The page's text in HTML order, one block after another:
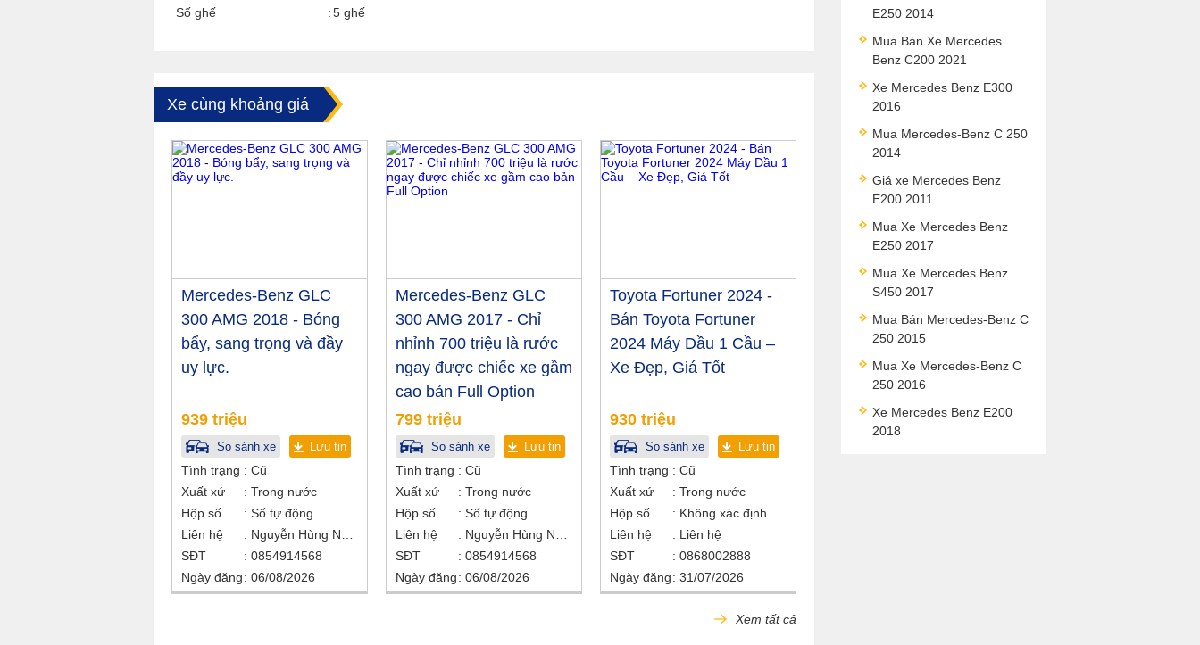
Số ghế
5 ghế
Xe cùng khoảng giá
Mercedes-Benz GLC
300 AMG 2018 - Bóng
bẩy, sang trọng và đầy
uy lực.
939 triệu
So sánh xe Lưu tin
Tình trạng
Cũ
Xuất xứ
Trong nước
Hộp số
Số tự động
Liên hệ
SĐT
0854914568
Ngày đăng
06/08/2026
Mercedes-Benz GLC
300 AMG 2017 - Chỉ
nhỉnh 700 triệu là rước
ngay được chiếc xe gầm
cao bản Full Option
799 triệu
So sánh xe Lưu tin
Tình trạng
Cũ
Xuất xứ
Trong nước
Hộp số
Số tự động
Liên hệ
SĐT
0854914568
Ngày đăng
06/08/2026
Toyota Fortuner 2024 -
Bán Toyota Fortuner
2024 Máy Dầu 1 Cầu –
Xe Đẹp, Giá Tốt
930 triệu
So sánh xe Lưu tin
Tình trạng
Cũ
Xuất xứ
Trong nước
Hộp số
Không xác định
Liên hệ
Liên hệ
SĐT
0868002888
Ngày đăng
31/07/2026
Xem tất cả
E250 2014
Mua Bán Xe Mercedes
Benz C200 2021
Xe Mercedes Benz E300
2016
Mua Mercedes-Benz C 250
2014
Giá xe Mercedes Benz
E200 2011
Mua Xe Mercedes Benz
E250 2017
Mua Xe Mercedes Benz
S450 2017
Mua Bán Mercedes-Benz C
250 2015
Mua Xe Mercedes-Benz C
250 2016
Xe Mercedes Benz E200
2018